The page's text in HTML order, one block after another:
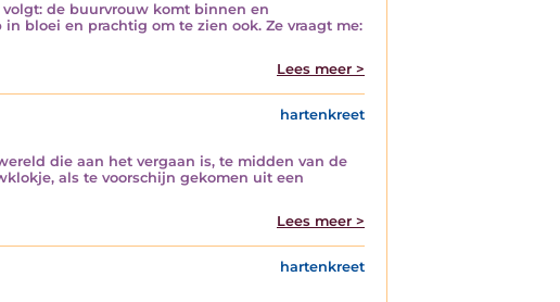
de buurvrouw komt binnen en
bloei en prachtig om te zien ook. Ze vraagt me:
Lees meer >
hartenkreet
die aan het vergaan is, te midden van de
als te voorschijn gekomen uit een
Lees meer >
hartenkreet